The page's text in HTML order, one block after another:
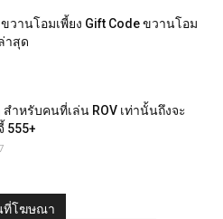
วานโอมเพี้ยง Gift Code ขวานโอม
าสุด
ำหรับคนที่เล่น ROV เท่านั้นถึงจะ
555+
ที่โฆษณา